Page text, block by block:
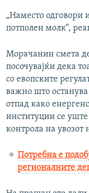
„Наместо одговори
потполен молк“,
Морачанин смета
посочувајќи дека
со евопските
важно што останува
отпад како
институции се
контрола на увозот
Потребна е
регионалните